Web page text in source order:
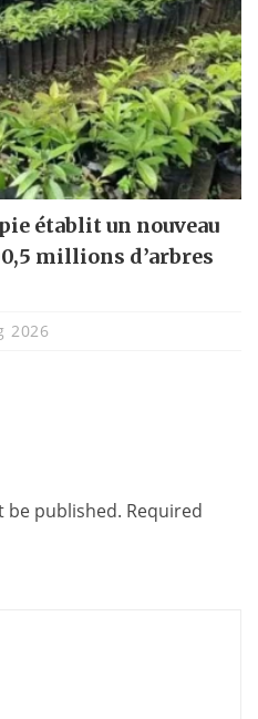
établit un nouveau
millions d’arbres
2026
be published. Required